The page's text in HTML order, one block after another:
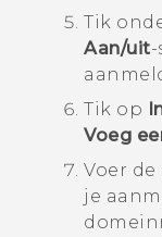
Tik
Aan/uit
Tik op
Voeg
Voer
je